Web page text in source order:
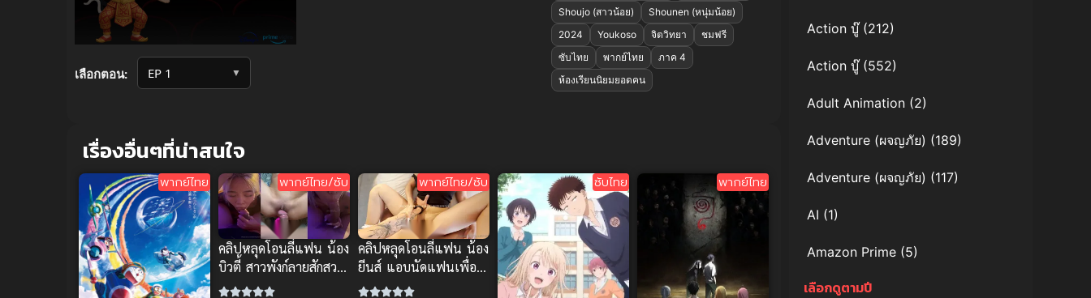
เลือกตอน: ▼
Shoujo (สาวน้อย)
Shounen (หนุ่มน้อย)
2024
Youkoso จิตวิทยา
ชมฟรี
ซับไทย
พากย์ไทย
ภาค 4
ห้องเรียนนิยมยอดคน
เรื่องอื่นๆที่น่าสนใจ
พากย์ไทย พากย์ไทย/ซับ
คลิปหลุดโอนลี่แฟน น้อง
บิวตี้ สาวพังก์ลายสักสวย
บริการปากจัดหนัก
พากย์ไทย/ซับ
คลิปหลุดโอนลี่แฟน น้อง
ยีนส์ แอบนัดแฟนเพื่อน
จัดหนัก นมเด้งรัวๆ คราง
ซับไทย พากย์ไทย
Action บู๊(212)
Action บู๊(552)
Adult Animation (2)
Adventure (ผจญภัย) (189)
Adventure (ผจญภัย) (117)
AI (1)
Amazon Prime (5)
Anal (ประตูหลัง)
เลือกดูตามปี